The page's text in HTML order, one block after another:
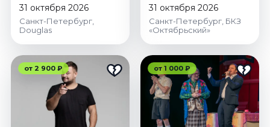
31 октября 2026
Санкт-Петербург,
Douglas
31 октября 2026
Санкт-Петербург, БКЗ
«Октябрьский»
от 2 900 ₽ от 1 000 ₽